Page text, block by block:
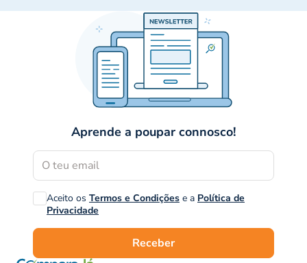
Aprende a poupar connosco!
Aceito os Termos e Condições e a Política de
Privacidade
Receber